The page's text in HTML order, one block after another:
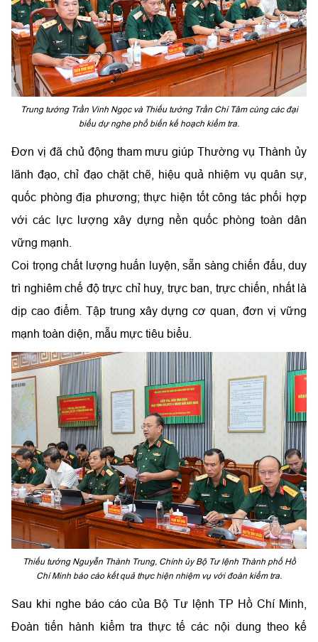
Trung tướng Trần Vinh Ngọc và Thiếu tướng Trần Chí Tâm cùng các đại
biểu dự nghe phổ biến kế hoạch kiểm tra.
Đơn vị đã chủ động tham mưu giúp Thường vụ Thành ủy
lãnh đạo, chỉ đạo chặt chẽ, hiệu quả nhiệm vụ quân sự,
quốc phòng địa phương; thực hiện tốt công tác phối hợp
với các lực lượng xây dựng nền quốc phòng toàn dân
vững mạnh.
Coi trọng chất lượng huấn luyện, sẵn sàng chiến đấu, duy
trì nghiêm chế độ trực chỉ huy, trực ban, trực chiến, nhất là
dịp cao điểm. Tập trung xây dựng cơ quan, đơn vị vững
mạnh toàn diện, mẫu mực tiêu biểu.
Thiếu tướng Nguyễn Thành Trung, Chính ủy Bộ Tư lệnh Thành phố Hồ
Chí Minh báo cáo kết quả thực hiện nhiệm vụ với đoàn kiểm tra.
Sau khi nghe báo cáo của Bộ Tư lệnh TP Hồ Chí Minh,
Đoàn tiến hành kiểm tra thực tế các nội dung theo kế